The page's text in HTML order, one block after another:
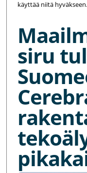
käyttää niitä hyväkseen.
siru